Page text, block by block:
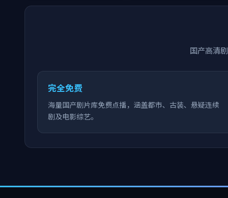
国产高清剧
完全免费
海量国产剧片库免费点播，涵盖都市、古装、悬疑连续
剧及电影综艺。